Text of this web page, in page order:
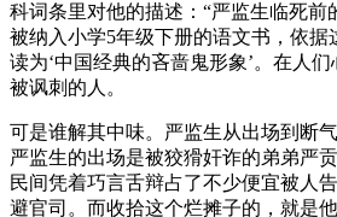
科词条里对他的描述：“严监生临死前
被纳入小学5年级下册的语文书，依据
读为‘中国经典的吝啬鬼形象’。在人
被讽刺的人。
可是谁解其中味。严监生从出场到断
严监生的出场是被狡猾奸诈的弟弟严
民间凭着巧言舌辩占了不少便宜被人
避官司。而收拾这个烂摊子的，就是